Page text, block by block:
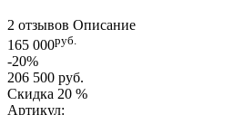
2 отзывов Описание
165 000руб.
-20%
206 500 руб.
Скидка 20 %
Артикул: